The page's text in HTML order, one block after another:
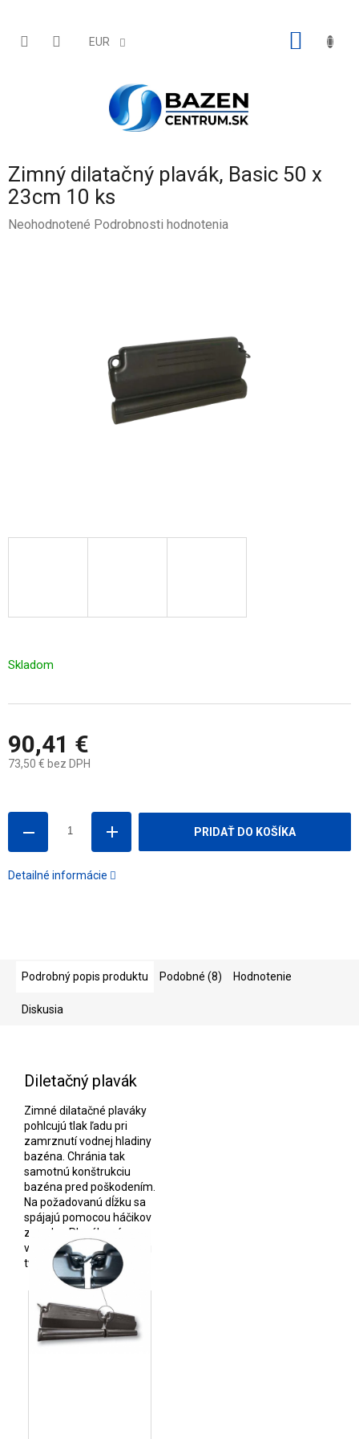
obsah
EUR
Zimný dilatačný plavák, Basic 50 x
23cm 10 ks
Priemerné
Neohodnotené Podrobnosti hodnotenia
90,41 €
73,50 € bez DPH
Skladom
PRIDAŤ DO KOŠÍKA
Detailné informácie
Podrobný popis produktu Podobné (8) Hodnotenie
Diskusia
Diletačný plavák
Zimné dilatačné plaváky
pohlcujú tlak ľadu pri
zamrznutí vodnej hladiny
bazéna. Chránia tak
samotnú konštrukciu
bazéna pred poškodením.
Na požadovanú dĺžku sa
spájajú pomocou háčikov
za seba. Plaváky sú
vhodné pre všetky typy aj
tvary bazénov.